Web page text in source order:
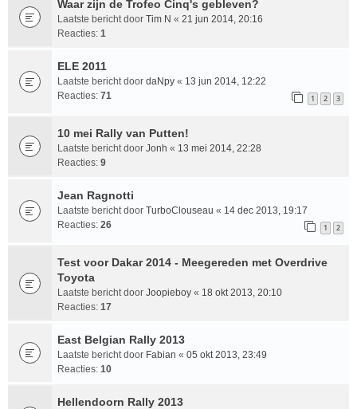
Waar zijn de Trofeo Cinq's gebleven?
Laatste bericht door Tim N « 21 jun 2014, 20:16
Reacties: 1
ELE 2011
Laatste bericht door daNpy « 13 jun 2014, 12:22
Reacties: 71 1 2 3
10 mei Rally van Putten!
Laatste bericht door Jonh « 13 mei 2014, 22:28
Reacties: 9
Jean Ragnotti
Laatste bericht door TurboClouseau « 14 dec 2013, 19:17
Reacties: 26 1 2
Test voor Dakar 2014 - Meegereden met Overdrive
Toyota
Laatste bericht door Joopieboy « 18 okt 2013, 20:10
Reacties: 17
East Belgian Rally 2013
Laatste bericht door Fabian « 05 okt 2013, 23:49
Reacties: 10
Hellendoorn Rally 2013